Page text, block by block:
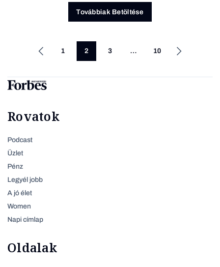
Továbbiak Betöltése
1 2 3 … 10
Rovatok
Podcast
Üzlet
Pénz
Legyél jobb
A jó élet
Women
Napi címlap
Oldalak